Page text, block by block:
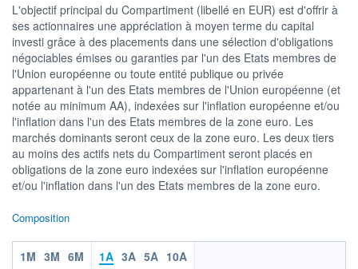
02/12 02/04
136
138
CATÉGORIE MORNINGSTAR
Obligations EUR Indexées
sur l'Inflation
FONDS PARTENAIRES
TARIFS PRIVILÉGIÉS 0%
PEA
Non éligible Boursobank
L'objectif principal du Compartiment (libellé en EUR) est d'offrir à
ses actionnaires une appréciation à moyen terme du capital
investi grâce à des placements dans une sélection d'obligations
négociables émises ou garanties par l'un des Etats membres de
l'Union européenne ou toute entité publique ou privée
appartenant à l'un des Etats membres de l'Union européenne (et
notée au minimum AA), indexées sur l'inflation européenne et/ou
l'inflation dans l'un des Etats membres de la zone euro. Les
marchés dominants seront ceux de la zone euro. Les deux tiers
au moins des actifs nets du Compartiment seront placés en
obligations de la zone euro indexées sur l'inflation européenne
et/ou l'inflation dans l'un des Etats membres de la zone euro.
Composition
1M 3M 6M 1A 3A 5A 10A